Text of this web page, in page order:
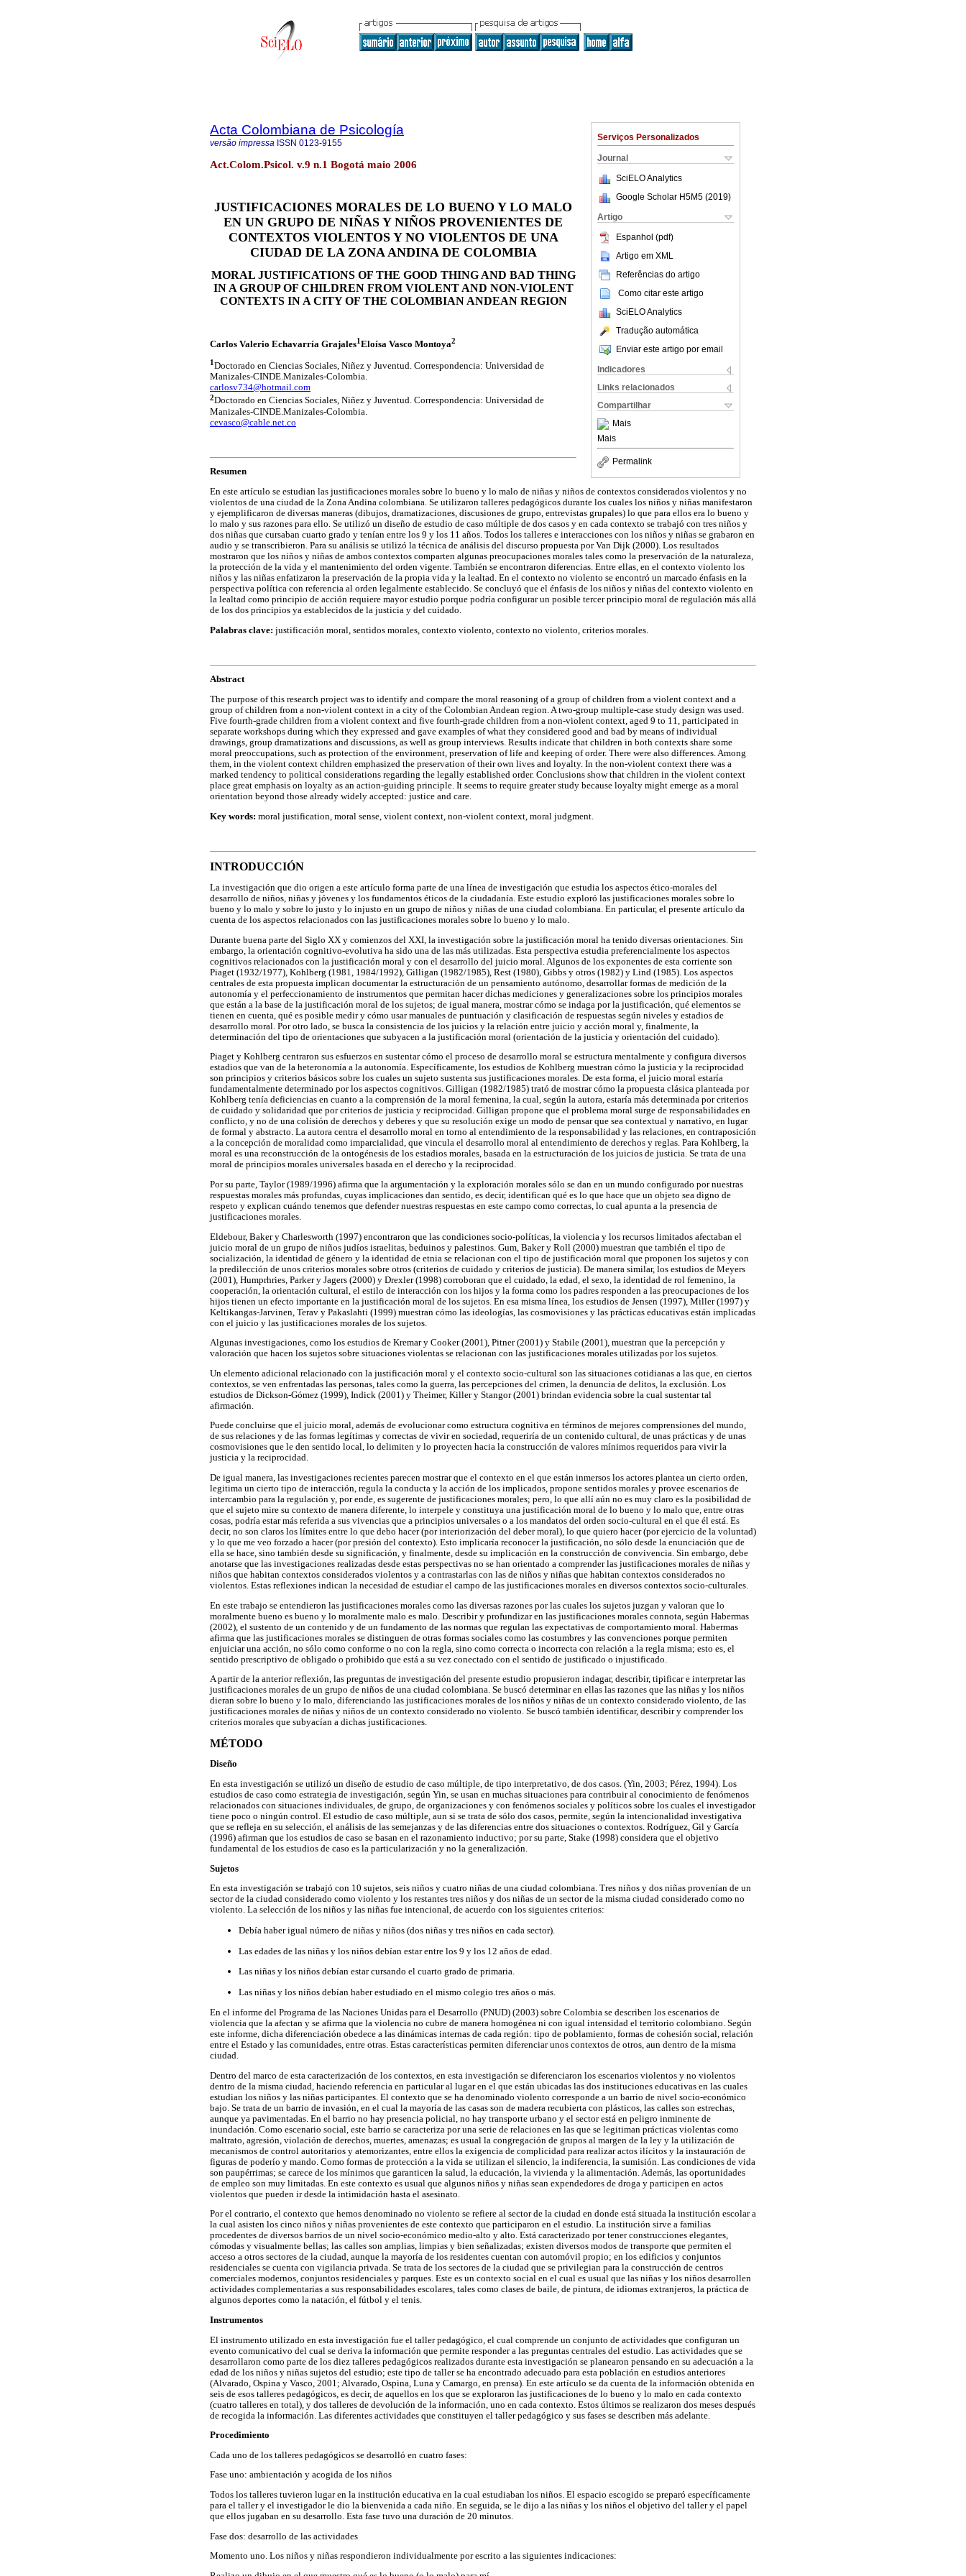
Serviços Personalizados
Journal
SciELO Analytics
Google Scholar H5M5 (2019)
Artigo
Espanhol (pdf)
Artigo em XML
Referências do artigo
Como citar este artigo
SciELO Analytics
Tradução automática
Enviar este artigo por email
Indicadores
Links relacionados
Compartilhar
Mais
Mais
Permalink
Acta Colombiana de Psicología
versão impressa ISSN 0123-9155
Act.Colom.Psicol. v.9 n.1 Bogotá maio 2006
JUSTIFICACIONES MORALES DE LO BUENO Y LO MALO
EN UN GRUPO DE NIÑAS Y NIÑOS PROVENIENTES DE
CONTEXTOS VIOLENTOS Y NO VIOLENTOS DE UNA
CIUDAD DE LA ZONA ANDINA DE COLOMBIA
MORAL JUSTIFICATIONS OF THE GOOD THING AND BAD THING
IN A GROUP OF CHILDREN FROM VIOLENT AND NON-VIOLENT
CONTEXTS IN A CITY OF THE COLOMBIAN ANDEAN REGION
Carlos Valerio Echavarría Grajales1Eloísa Vasco Montoya2
1 Doctorado en Ciencias Sociales, Niñez y Juventud. Correspondencia: Universidad de
Manizales-CINDE.Manizales-Colombia.
carlosv734@hotmail.com
2Doctorado en Ciencias Sociales, Niñez y Juventud. Correspondencia: Universidad de
Manizales-CINDE.Manizales-Colombia.
cevasco@cable.net.co
Resumen
En este artículo se estudian las justificaciones morales sobre lo bueno y lo malo de niñas y niños de contextos considerados violentos y no
violentos de una ciudad de la Zona Andina colombiana. Se utilizaron talleres pedagógicos durante los cuales los niños y niñas manifestaron
y ejemplificaron de diversas maneras (dibujos, dramatizaciones, discusiones de grupo, entrevistas grupales) lo que para ellos era lo bueno y
lo malo y sus razones para ello. Se utilizó un diseño de estudio de caso múltiple de dos casos y en cada contexto se trabajó con tres niños y
dos niñas que cursaban cuarto grado y tenían entre los 9 y los 11 años. Todos los talleres e interacciones con los niños y niñas se grabaron en
audio y se transcribieron. Para su análisis se utilizó la técnica de análisis del discurso propuesta por Van Dijk (2000). Los resultados
mostraron que los niños y niñas de ambos contextos comparten algunas preocupaciones morales tales como la preservación de la naturaleza,
la protección de la vida y el mantenimiento del orden vigente. También se encontraron diferencias. Entre ellas, en el contexto violento los
niños y las niñas enfatizaron la preservación de la propia vida y la lealtad. En el contexto no violento se encontró un marcado énfasis en la
perspectiva política con referencia al orden legalmente establecido. Se concluyó que el énfasis de los niños y niñas del contexto violento en
la lealtad como principio de acción requiere mayor estudio porque podría configurar un posible tercer principio moral de regulación más allá
de los dos principios ya establecidos de la justicia y del cuidado.
Palabras clave: justificación moral, sentidos morales, contexto violento, contexto no violento, criterios morales.
Abstract
The purpose of this research project was to identify and compare the moral reasoning of a group of children from a violent context and a
group of children from a non-violent context in a city of the Colombian Andean region. A two-group multiple-case study design was used.
Five fourth-grade children from a violent context and five fourth-grade children from a non-violent context, aged 9 to 11, participated in
separate workshops during which they expressed and gave examples of what they considered good and bad by means of individual
drawings, group dramatizations and discussions, as well as group interviews. Results indicate that children in both contexts share some
moral preoccupations, such as protection of the environment, preservation of life and keeping of order. There were also differences. Among
them, in the violent context children emphasized the preservation of their own lives and loyalty. In the non-violent context there was a
marked tendency to political considerations regarding the legally established order. Conclusions show that children in the violent context
place great emphasis on loyalty as an action-guiding principle. It seems to require greater study because loyalty might emerge as a moral
orientation beyond those already widely accepted: justice and care.
Key words: moral justification, moral sense, violent context, non-violent context, moral judgment.
INTRODUCCIÓN
La investigación que dio origen a este artículo forma parte de una línea de investigación que estudia los aspectos ético-morales del
desarrollo de niños, niñas y jóvenes y los fundamentos éticos de la ciudadanía. Este estudio exploró las justificaciones morales sobre lo
bueno y lo malo y sobre lo justo y lo injusto en un grupo de niños y niñas de una ciudad colombiana. En particular, el presente artículo da
cuenta de los aspectos relacionados con las justificaciones morales sobre lo bueno y lo malo.
Durante buena parte del Siglo XX y comienzos del XXI, la investigación sobre la justificación moral ha tenido diversas orientaciones. Sin
embargo, la orientación cognitivo-evolutiva ha sido una de las más utilizadas. Esta perspectiva estudia preferencialmente los aspectos
cognitivos relacionados con la justificación moral y con el desarrollo del juicio moral. Algunos de los exponentes de esta corriente son
Piaget (1932/1977), Kohlberg (1981, 1984/1992), Gilligan (1982/1985), Rest (1980), Gibbs y otros (1982) y Lind (1985). Los aspectos
centrales de esta propuesta implican documentar la estructuración de un pensamiento autónomo, desarrollar formas de medición de la
autonomía y el perfeccionamiento de instrumentos que permitan hacer dichas mediciones y generalizaciones sobre los principios morales
que están a la base de la justificación moral de los sujetos; de igual manera, mostrar cómo se indaga por la justificación, qué elementos se
tienen en cuenta, qué es posible medir y cómo usar manuales de puntuación y clasificación de respuestas según niveles y estadios de
desarrollo moral. Por otro lado, se busca la consistencia de los juicios y la relación entre juicio y acción moral y, finalmente, la
determinación del tipo de orientaciones que subyacen a la justificación moral (orientación de la justicia y orientación del cuidado).
Piaget y Kohlberg centraron sus esfuerzos en sustentar cómo el proceso de desarrollo moral se estructura mentalmente y configura diversos
estadios que van de la heteronomía a la autonomía. Específicamente, los estudios de Kohlberg muestran cómo la justicia y la reciprocidad
son principios y criterios básicos sobre los cuales un sujeto sustenta sus justificaciones morales. De esta forma, el juicio moral estaría
fundamentalmente determinado por los aspectos cognitivos. Gilligan (1982/1985) trató de mostrar cómo la propuesta clásica planteada por
Kohlberg tenía deficiencias en cuanto a la comprensión de la moral femenina, la cual, según la autora, estaría más determinada por criterios
de cuidado y solidaridad que por criterios de justicia y reciprocidad. Gilligan propone que el problema moral surge de responsabilidades en
conflicto, y no de una colisión de derechos y deberes y que su resolución exige un modo de pensar que sea contextual y narrativo, en lugar
de formal y abstracto. La autora centra el desarrollo moral en torno al entendimiento de la responsabilidad y las relaciones, en contraposición
a la concepción de moralidad como imparcialidad, que vincula el desarrollo moral al entendimiento de derechos y reglas. Para Kohlberg, la
moral es una reconstrucción de la ontogénesis de los estadios morales, basada en la estructuración de los juicios de justicia. Se trata de una
moral de principios morales universales basada en el derecho y la reciprocidad.
Por su parte, Taylor (1989/1996) afirma que la argumentación y la exploración morales sólo se dan en un mundo configurado por nuestras
respuestas morales más profundas, cuyas implicaciones dan sentido, es decir, identifican qué es lo que hace que un objeto sea digno de
respeto y explican cuándo tenemos que defender nuestras respuestas en este campo como correctas, lo cual apunta a la presencia de
justificaciones morales.
Eldebour, Baker y Charlesworth (1997) encontraron que las condiciones socio-políticas, la violencia y los recursos limitados afectaban el
juicio moral de un grupo de niños judíos israelitas, beduinos y palestinos. Gum, Baker y Roll (2000) muestran que también el tipo de
socialización, la identidad de género y la identidad de etnia se relacionan con el tipo de justificación moral que proponen los sujetos y con
la predilección de unos criterios morales sobre otros (criterios de cuidado y criterios de justicia). De manera similar, los estudios de Meyers
(2001), Humprhries, Parker y Jagers (2000) y Drexler (1998) corroboran que el cuidado, la edad, el sexo, la identidad de rol femenino, la
cooperación, la orientación cultural, el estilo de interacción con los hijos y la forma como los padres responden a las preocupaciones de los
hijos tienen un efecto importante en la justificación moral de los sujetos. En esa misma línea, los estudios de Jensen (1997), Miller (1997) y
Keltikangas-Jarvinen, Terav y Pakaslahti (1999) muestran cómo las ideologías, las cosmovisiones y las prácticas educativas están implicadas
con el juicio y las justificaciones morales de los sujetos.
Algunas investigaciones, como los estudios de Kremar y Cooker (2001), Pitner (2001) y Stabile (2001), muestran que la percepción y
valoración que hacen los sujetos sobre situaciones violentas se relacionan con las justificaciones morales utilizadas por los sujetos.
Un elemento adicional relacionado con la justificación moral y el contexto socio-cultural son las situaciones cotidianas a las que, en ciertos
contextos, se ven enfrentadas las personas, tales como la guerra, las percepciones del crimen, la denuncia de delitos, la exclusión. Los
estudios de Dickson-Gómez (1999), Indick (2001) y Theimer, Killer y Stangor (2001) brindan evidencia sobre la cual sustentar tal
afirmación.
Puede concluirse que el juicio moral, además de evolucionar como estructura cognitiva en términos de mejores comprensiones del mundo,
de sus relaciones y de las formas legítimas y correctas de vivir en sociedad, requeriría de un contenido cultural, de unas prácticas y de unas
cosmovisiones que le den sentido local, lo delimiten y lo proyecten hacia la construcción de valores mínimos requeridos para vivir la
justicia y la reciprocidad.
De igual manera, las investigaciones recientes parecen mostrar que el contexto en el que están inmersos los actores plantea un cierto orden,
legitima un cierto tipo de interacción, regula la conducta y la acción de los implicados, propone sentidos morales y provee escenarios de
intercambio para la regulación y, por ende, es sugerente de justificaciones morales; pero, lo que allí aún no es muy claro es la posibilidad de
que el sujeto mire su contexto de manera diferente, lo interpele y constituya una justificación moral de lo bueno y lo malo que, entre otras
cosas, podría estar más referida a sus vivencias que a principios universales o a los mandatos del orden socio-cultural en el que él está. Es
decir, no son claros los límites entre lo que debo hacer (por interiorización del deber moral), lo que quiero hacer (por ejercicio de la voluntad)
y lo que me veo forzado a hacer (por presión del contexto). Esto implicaría reconocer la justificación, no sólo desde la enunciación que de
ella se hace, sino también desde su significación, y finalmente, desde su implicación en la construcción de convivencia. Sin embargo, debe
anotarse que las investigaciones realizadas desde estas perspectivas no se han orientado a comprender las justificaciones morales de niñas y
niños que habitan contextos considerados violentos y a contrastarlas con las de niños y niñas que habitan contextos considerados no
violentos. Estas reflexiones indican la necesidad de estudiar el campo de las justificaciones morales en diversos contextos socio-culturales.
En este trabajo se entendieron las justificaciones morales como las diversas razones por las cuales los sujetos juzgan y valoran que lo
moralmente bueno es bueno y lo moralmente malo es malo. Describir y profundizar en las justificaciones morales connota, según Habermas
(2002), el sustento de un contenido y de un fundamento de las normas que regulan las expectativas de comportamiento moral. Habermas
afirma que las justificaciones morales se distinguen de otras formas sociales como las costumbres y las convenciones porque permiten
enjuiciar una acción, no sólo como conforme o no con la regla, sino como correcta o incorrecta con relación a la regla misma; esto es, el
sentido prescriptivo de obligado o prohibido que está a su vez conectado con el sentido de justificado o injustificado.
A partir de la anterior reflexión, las preguntas de investigación del presente estudio propusieron indagar, describir, tipificar e interpretar las
justificaciones morales de un grupo de niños de una ciudad colombiana. Se buscó determinar en ellas las razones que las niñas y los niños
dieran sobre lo bueno y lo malo, diferenciando las justificaciones morales de los niños y niñas de un contexto considerado violento, de las
justificaciones morales de niñas y niños de un contexto considerado no violento. Se buscó también identificar, describir y comprender los
criterios morales que subyacían a dichas justificaciones.
MÉTODO
Diseño
En esta investigación se utilizó un diseño de estudio de caso múltiple, de tipo interpretativo, de dos casos. (Yin, 2003; Pérez, 1994). Los
estudios de caso como estrategia de investigación, según Yin, se usan en muchas situaciones para contribuir al conocimiento de fenómenos
relacionados con situaciones individuales, de grupo, de organizaciones y con fenómenos sociales y políticos sobre los cuales el investigador
tiene poco o ningún control. El estudio de caso múltiple, aun si se trata de sólo dos casos, permite, según la intencionalidad investigativa
que se refleja en su selección, el análisis de las semejanzas y de las diferencias entre dos situaciones o contextos. Rodríguez, Gil y García
(1996) afirman que los estudios de caso se basan en el razonamiento inductivo; por su parte, Stake (1998) considera que el objetivo
fundamental de los estudios de caso es la particularización y no la generalización.
Sujetos
En esta investigación se trabajó con 10 sujetos, seis niños y cuatro niñas de una ciudad colombiana. Tres niños y dos niñas provenían de un
sector de la ciudad considerado como violento y los restantes tres niños y dos niñas de un sector de la misma ciudad considerado como no
violento. La selección de los niños y las niñas fue intencional, de acuerdo con los siguientes criterios:
Debía haber igual número de niñas y niños (dos niñas y tres niños en cada sector).
Las edades de las niñas y los niños debían estar entre los 9 y los 12 años de edad.
Las niñas y los niños debían estar cursando el cuarto grado de primaria.
Las niñas y los niños debían haber estudiado en el mismo colegio tres años o más.
En el informe del Programa de las Naciones Unidas para el Desarrollo (PNUD) (2003) sobre Colombia se describen los escenarios de
violencia que la afectan y se afirma que la violencia no cubre de manera homogénea ni con igual intensidad el territorio colombiano. Según
este informe, dicha diferenciación obedece a las dinámicas internas de cada región: tipo de poblamiento, formas de cohesión social, relación
entre el Estado y las comunidades, entre otras. Estas características permiten diferenciar unos contextos de otros, aun dentro de la misma
ciudad.
Dentro del marco de esta caracterización de los contextos, en esta investigación se diferenciaron los escenarios violentos y no violentos
dentro de la misma ciudad, haciendo referencia en particular al lugar en el que están ubicadas las dos instituciones educativas en las cuales
estudian los niños y las niñas participantes. El contexto que se ha denominado violento corresponde a un barrio de nivel socio-económico
bajo. Se trata de un barrio de invasión, en el cual la mayoría de las casas son de madera recubierta con plásticos, las calles son estrechas,
aunque ya pavimentadas. En el barrio no hay presencia policial, no hay transporte urbano y el sector está en peligro inminente de
inundación. Como escenario social, este barrio se caracteriza por una serie de relaciones en las que se legitiman prácticas violentas como
maltrato, agresión, violación de derechos, muertes, amenazas; es usual la congregación de grupos al margen de la ley y la utilización de
mecanismos de control autoritarios y atemorizantes, entre ellos la exigencia de complicidad para realizar actos ilícitos y la instauración de
figuras de poderío y mando. Como formas de protección a la vida se utilizan el silencio, la indiferencia, la sumisión. Las condiciones de vida
son paupérrimas; se carece de los mínimos que garanticen la salud, la educación, la vivienda y la alimentación. Además, las oportunidades
de empleo son muy limitadas. En este contexto es usual que algunos niños y niñas sean expendedores de droga y participen en actos
violentos que pueden ir desde la intimidación hasta el asesinato.
Por el contrario, el contexto que hemos denominado no violento se refiere al sector de la ciudad en donde está situada la institución escolar a
la cual asisten los cinco niños y niñas provenientes de este contexto que participaron en el estudio. La institución sirve a familias
procedentes de diversos barrios de un nivel socio-económico medio-alto y alto. Está caracterizado por tener construcciones elegantes,
cómodas y visualmente bellas; las calles son amplias, limpias y bien señalizadas; existen diversos modos de transporte que permiten el
acceso a otros sectores de la ciudad, aunque la mayoría de los residentes cuentan con automóvil propio; en los edificios y conjuntos
residenciales se cuenta con vigilancia privada. Se trata de los sectores de la ciudad que se privilegian para la construcción de centros
comerciales modernos, conjuntos residenciales y parques. Este es un contexto social en el cual es usual que las niñas y los niños desarrollen
actividades complementarias a sus responsabilidades escolares, tales como clases de baile, de pintura, de idiomas extranjeros, la práctica de
algunos deportes como la natación, el fútbol y el tenis.
Instrumentos
El instrumento utilizado en esta investigación fue el taller pedagógico, el cual comprende un conjunto de actividades que configuran un
evento comunicativo del cual se deriva la información que permite responder a las preguntas centrales del estudio. Las actividades que se
desarrollaron como parte de los diez talleres pedagógicos realizados durante esta investigación se planearon pensando en su adecuación a la
edad de los niños y niñas sujetos del estudio; este tipo de taller se ha encontrado adecuado para esta población en estudios anteriores
(Alvarado, Ospina y Vasco, 2001; Alvarado, Ospina, Luna y Camargo, en prensa). En este artículo se da cuenta de la información obtenida en
seis de esos talleres pedagógicos, es decir, de aquellos en los que se exploraron las justificaciones de lo bueno y lo malo en cada contexto
(cuatro talleres en total), y dos talleres de devolución de la información, uno en cada contexto. Estos últimos se realizaron dos meses después
de recogida la información. Las diferentes actividades que constituyen el taller pedagógico y sus fases se describen más adelante.
Procedimiento
Cada uno de los talleres pedagógicos se desarrolló en cuatro fases:
Fase uno: ambientación y acogida de los niños
Todos los talleres tuvieron lugar en la institución educativa en la cual estudiaban los niños. El espacio escogido se preparó específicamente
para el taller y el investigador le dio la bienvenida a cada niño. En seguida, se le dijo a las niñas y los niños el objetivo del taller y el papel
que ellos jugaban en su desarrollo. Esta fase tuvo una duración de 20 minutos.
Fase dos: desarrollo de las actividades
Momento uno. Los niños y niñas respondieron individualmente por escrito a las siguientes indicaciones: